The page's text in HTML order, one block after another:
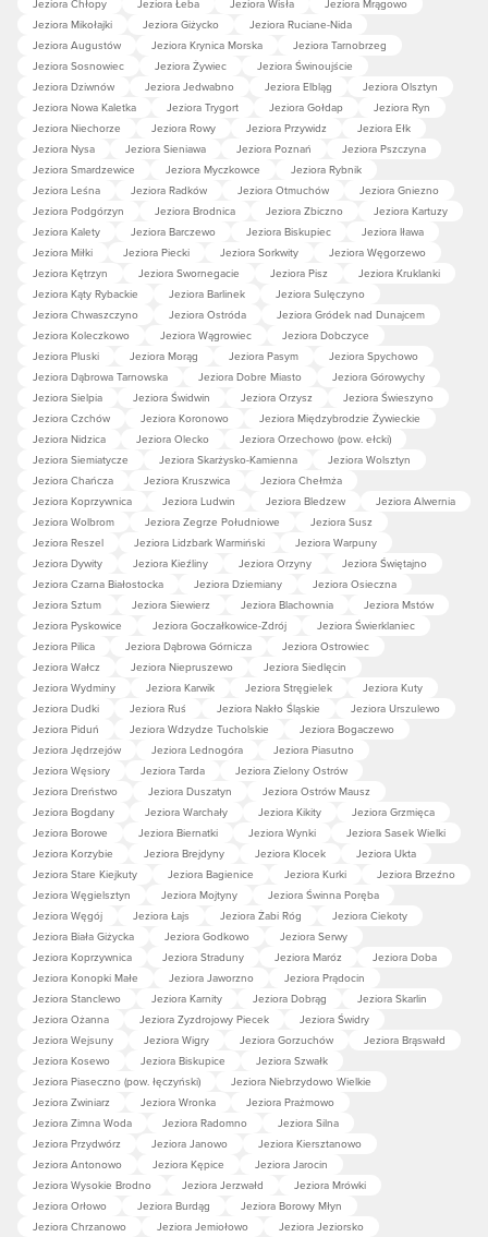
Jeziora Chłopy
Jeziora Łeba Jeziora Wisła
Jeziora Mrągowo
Jeziora Mikołajki
Jeziora Giżycko
Jeziora Ruciane-Nida
Jeziora Augustów
Jeziora Krynica Morska
Jeziora Tarnobrzeg
Jeziora Sosnowiec
Jeziora Żywiec
Jeziora Świnoujście
Jeziora Dziwnów
Jeziora Jedwabno Jeziora Elbląg
Jeziora Olsztyn
Jeziora Nowa Kaletka
Jeziora Trygort Jeziora Gołdap
Jeziora Ryn
Jeziora Niechorze
Jeziora Rowy Jeziora Przywidz
Jeziora Ełk
Jeziora Nysa
Jeziora Sieniawa Jeziora Poznań
Jeziora Pszczyna
Jeziora Smardzewice
Jeziora Myczkowce
Jeziora Rybnik
Jeziora Leśna
Jeziora Radków Jeziora Otmuchów
Jeziora Gniezno
Jeziora Podgórzyn
Jeziora Brodnica Jeziora Zbiczno
Jeziora Kartuzy
Jeziora Kalety
Jeziora Barczewo Jeziora Biskupiec
Jeziora Iława
Jeziora Miłki
Jeziora Piecki Jeziora Sorkwity
Jeziora Węgorzewo
Jeziora Kętrzyn
Jeziora Swornegacie Jeziora Pisz
Jeziora Kruklanki
Jeziora Kąty Rybackie
Jeziora Barlinek
Jeziora Sulęczyno
Jeziora Chwaszczyno
Jeziora Ostróda
Jeziora Gródek nad Dunajcem
Jeziora Koleczkowo
Jeziora Wągrowiec
Jeziora Dobczyce
Jeziora Pluski
Jeziora Morąg Jeziora Pasym
Jeziora Spychowo
Jeziora Dąbrowa Tarnowska
Jeziora Dobre Miasto
Jeziora Górowychy
Jeziora Sielpia
Jeziora Świdwin Jeziora Orzysz
Jeziora Świeszyno
Jeziora Czchów
Jeziora Koronowo
Jeziora Międzybrodzie Żywieckie
Jeziora Nidzica
Jeziora Olecko
Jeziora Orzechowo (pow. ełcki)
Jeziora Siemiatycze
Jeziora Skarżysko-Kamienna
Jeziora Wolsztyn
Jeziora Chańcza
Jeziora Kruszwica
Jeziora Chełmża
Jeziora Koprzywnica
Jeziora Ludwin Jeziora Bledzew
Jeziora Alwernia
Jeziora Wolbrom
Jeziora Zegrze Południowe
Jeziora Susz
Jeziora Reszel
Jeziora Lidzbark Warmiński
Jeziora Warpuny
Jeziora Dywity
Jeziora Kieźliny Jeziora Orzyny
Jeziora Świętajno
Jeziora Czarna Białostocka
Jeziora Dziemiany
Jeziora Osieczna
Jeziora Sztum
Jeziora Siewierz Jeziora Blachownia
Jeziora Mstów
Jeziora Pyskowice
Jeziora Goczałkowice-Zdrój
Jeziora Świerklaniec
Jeziora Pilica
Jeziora Dąbrowa Górnicza
Jeziora Ostrowiec
Jeziora Wałcz
Jeziora Niepruszewo
Jeziora Siedlęcin
Jeziora Wydminy
Jeziora Karwik Jeziora Stręgielek
Jeziora Kuty
Jeziora Dudki
Jeziora Ruś Jeziora Nakło Śląskie
Jeziora Urszulewo
Jeziora Piduń
Jeziora Wdzydze Tucholskie
Jeziora Bogaczewo
Jeziora Jędrzejów
Jeziora Lednogóra
Jeziora Piasutno
Jeziora Węsiory
Jeziora Tarda
Jeziora Zielony Ostrów
Jeziora Dreństwo
Jeziora Duszatyn
Jeziora Ostrów Mausz
Jeziora Bogdany
Jeziora Warchały Jeziora Kikity
Jeziora Grzmięca
Jeziora Borowe
Jeziora Biernatki Jeziora Wynki
Jeziora Sasek Wielki
Jeziora Korzybie
Jeziora Brejdyny Jeziora Klocek
Jeziora Ukta
Jeziora Stare Kiejkuty
Jeziora Bagienice Jeziora Kurki
Jeziora Brzeźno
Jeziora Węgielsztyn
Jeziora Mojtyny
Jeziora Świnna Poręba
Jeziora Węgój
Jeziora Łajs Jeziora Żabi Róg
Jeziora Ciekoty
Jeziora Biała Giżycka
Jeziora Godkowo
Jeziora Serwy
Jeziora Koprzywnica
Jeziora Straduny Jeziora Maróz
Jeziora Doba
Jeziora Konopki Małe
Jeziora Jaworzno
Jeziora Prądocin
Jeziora Stanclewo
Jeziora Karnity Jeziora Dobrąg
Jeziora Skarlin
Jeziora Ożanna
Jeziora Zyzdrojowy Piecek
Jeziora Świdry
Jeziora Wejsuny
Jeziora Wigry Jeziora Gorzuchów
Jeziora Brąswałd
Jeziora Kosewo
Jeziora Biskupice
Jeziora Szwałk
Jeziora Piaseczno (pow. łęczyński)
Jeziora Niebrzydowo Wielkie
Jeziora Zwiniarz
Jeziora Wronka
Jeziora Prażmowo
Jeziora Zimna Woda
Jeziora Radomno
Jeziora Silna
Jeziora Przydwórz
Jeziora Janowo
Jeziora Kiersztanowo
Jeziora Antonowo
Jeziora Kępice
Jeziora Jarocin
Jeziora Wysokie Brodno
Jeziora Jerzwałd
Jeziora Mrówki
Jeziora Orłowo
Jeziora Burdąg
Jeziora Borowy Młyn
Jeziora Chrzanowo
Jeziora Jemiołowo Jeziora Jeziorsko